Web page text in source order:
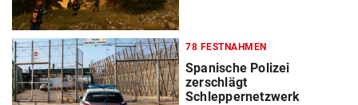
78 FESTNAHMEN
Spanische Polizei
zerschlägt
Schleppernetzwerk